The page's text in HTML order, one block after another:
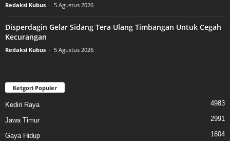
Redaksi Kubus - 5 Agustus 2026
Disperdagin Gelar Sidang Tera Ulang Timbangan Untuk Cegah
Kecurangan
Redaksi Kubus - 5 Agustus 2026
Ketgori Populer
Kediri Raya 4983
Jawa Timur 2991
Gaya Hidup 1604